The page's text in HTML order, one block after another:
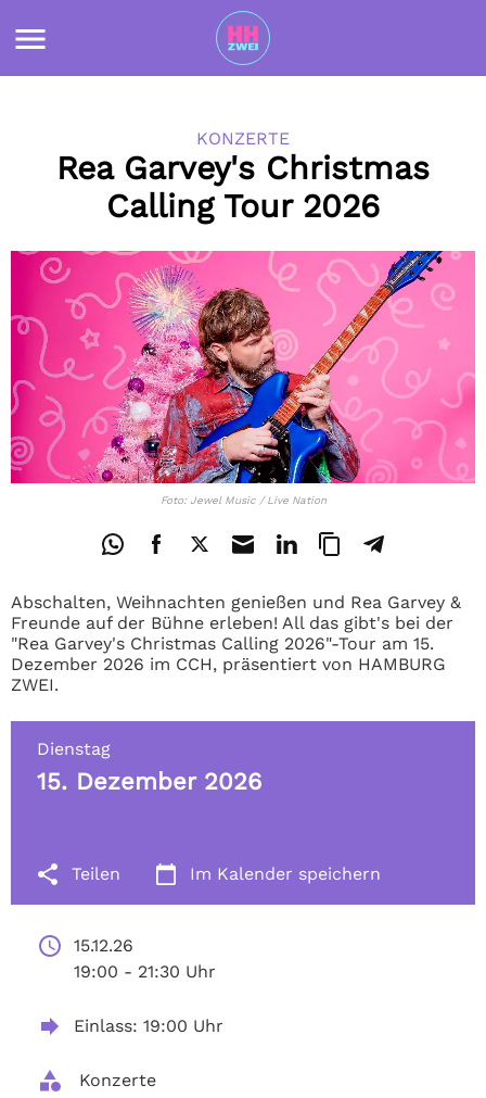
KONZERTE
Rea Garvey's Christmas
Calling Tour 2026
Foto: Jewel Music / Live Nation
Abschalten, Weihnachten genießen und Rea Garvey &
Freunde auf der Bühne erleben! All das gibt's bei der
"Rea Garvey's Christmas Calling 2026"-Tour am 15.
Dezember 2026 im CCH, präsentiert von HAMBURG
ZWEI.
Dienstag
15. Dezember 2026
Teilen Im Kalender speichern
15.12.26
19:00 - 21:30 Uhr
Einlass: 19:00 Uhr
Konzerte